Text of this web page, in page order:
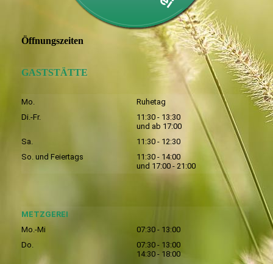
Öffnungszeiten
GASTSTÄTTE
Mo.
Ruhetag
Di.-Fr.
11:30 - 13:30
und ab 17:00
Sa.
11:30 - 12:30
So. und Feiertags
11:30 - 14:00
und 17:00 - 21:00
METZGEREI
Mo.-Mi
07:30 - 13:00
Do.
07:30 - 13:00
14:30 - 18:00